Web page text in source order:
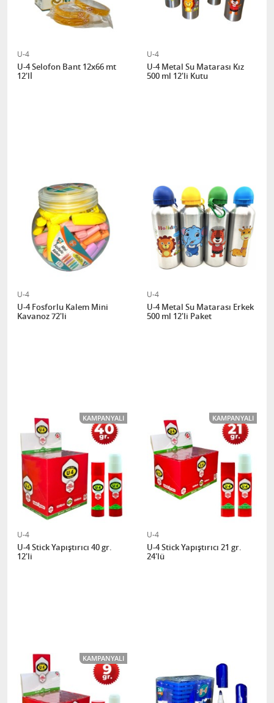
U-4
U-4 Selofon Bant 12x66 mt
12'lİ
U-4
U-4 Metal Su Matarası Kız
500 ml 12'li Kutu
U-4
U-4 Fosforlu Kalem Mini
Kavanoz 72'li
U-4
U-4 Metal Su Matarası Erkek
500 ml 12'li Paket
KAMPANYALI
U-4
U-4 Stick Yapıştırıcı 40 gr.
12'li
KAMPANYALI
U-4
U-4 Stick Yapıştırıcı 21 gr.
24'lü
KAMPANYALI